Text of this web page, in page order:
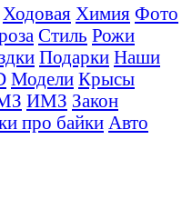
Ходовая Химия Фото
Стиль Рожи
Подарки Наши
Модели Крысы
ИМЗ Закон
про байки Авто